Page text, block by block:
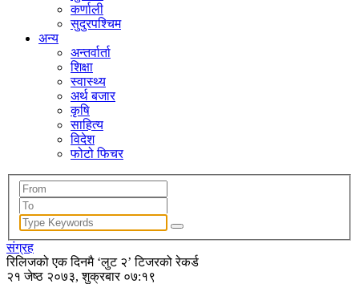
कर्णाली
सुदुरपश्चिम
अन्य
अन्तर्वार्ता
शिक्षा
स्वास्थ्य
अर्थ बजार
कृषि
साहित्य
विदेश
फोटो फिचर
संग्रह
रिलिजको एक दिनमै ‘लुट २’ टिजरको रेकर्ड
२१ जेष्ठ २०७३, शुक्रबार ०७:१९